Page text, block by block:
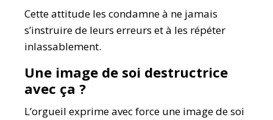
Cette attitude les condamne à ne jamais
s’instruire de leurs erreurs et à les répéter
inlassablement.
Une image de soi destructrice
avec ça ?
L’orgueil exprime avec force une image de soi